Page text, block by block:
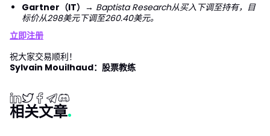
Gartner（IT） → Baptista Research从买入下调至持有，目
标价从298美元下调至260.40美元。
立即注册
祝大家交易顺利！
Sylvain Mouilhaud：股票教练
相关文章